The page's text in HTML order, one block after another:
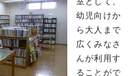
幼児向けか
ら大人まで
広くみなさ
んが利用す
ることがで